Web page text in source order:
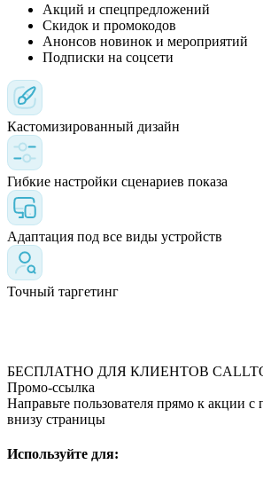
Акций и спецпредложений
Скидок и промокодов
Анонсов новинок и мероприятий
Подписки на соцсети
Кастомизированный дизайн
Гибкие настройки сценариев показа
Адаптация под все виды устройств
Точный таргетинг
БЕСПЛАТНО ДЛЯ КЛИЕНТОВ
Промо-ссылка
Направьте пользователя прямо к акции
внизу страницы
Используйте для: